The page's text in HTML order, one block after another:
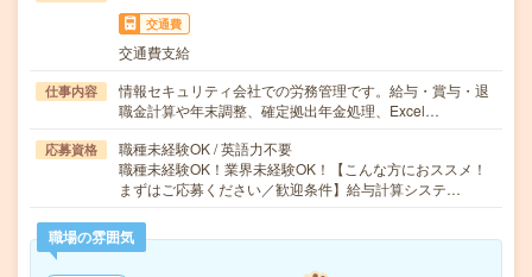
交通費
交通費支給
仕事内容
情報セキュリティ会社での労務管理です。給与・賞与・退
職金計算や年末調整、確定拠出年金処理、Excel…
応募資格
職種未経験OK / 英語力不要
職種未経験OK！業界未経験OK！【こんな方におススメ！
まずはご応募ください／歓迎条件】給与計算システ…
職場の雰囲気